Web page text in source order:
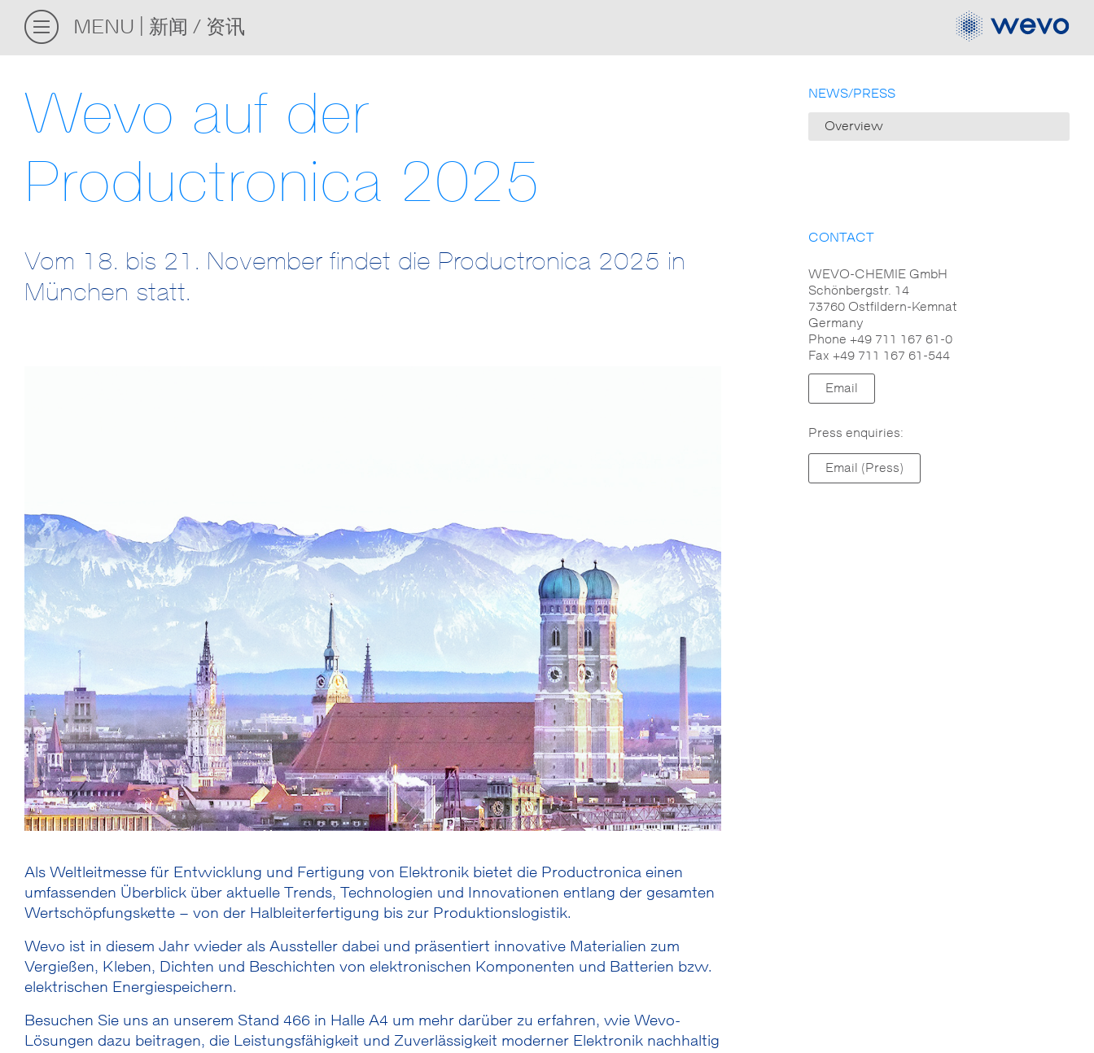
MENU 新闻 / 资讯
Wevo auf der
Productronica 2025
Vom 18. bis 21. November findet die Productronica 2025 in
München statt.
Als Weltleitmesse für Entwicklung und Fertigung von Elektronik bietet die Productronica einen
umfassenden Überblick über aktuelle Trends, Technologien und Innovationen entlang der gesamten
Wertschöpfungskette – von der Halbleiterfertigung bis zur Produktionslogistik.
Wevo ist in diesem Jahr wieder als Aussteller dabei und präsentiert innovative Materialien zum
Vergießen, Kleben, Dichten und Beschichten von elektronischen Komponenten und Batterien bzw.
elektrischen Energiespeichern.
Besuchen Sie uns an unserem Stand 466 in Halle A4 um mehr darüber zu erfahren, wie Wevo-
Lösungen dazu beitragen, die Leistungsfähigkeit und Zuverlässigkeit moderner Elektronik nachhaltig
NEWS/PRESS
Overview
CONTACT
WEVO-CHEMIE GmbH
Schönbergstr. 14
73760 Ostfildern-Kemnat
Germany
Phone +49 711 167 61-0
Fax +49 711 167 61-544
Email
Press enquiries:
Email (Press)